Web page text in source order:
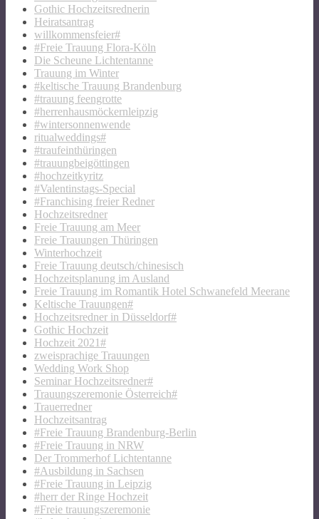
Gothic Hochzeitsrednerin
Heiratsantrag
willkommensfeier#
#Freie Trauung Flora-Köln
Die Scheune Lichtentanne
Trauung im Winter
#keltische Trauung Brandenburg
#trauung feengrotte
#herrenhausmöckernleipzig
#wintersonnenwende
ritualweddings#
#traufeinthüringen
#trauungbeigöttingen
#hochzeitkyritz
#Valentinstags-Special
#Franchising freier Redner
Hochzeitsredner
Freie Trauung am Meer
Freie Trauungen Thüringen
Winterhochzeit
Freie Trauung deutsch/chinesisch
Hochzeitsplanung im Ausland
Freie Trauung im Romantik Hotel Schwanefeld Meerane
Keltische Trauungen#
Hochzeitsredner in Düsseldorf#
Gothic Hochzeit
Hochzeit 2021#
zweisprachige Trauungen
Wedding Work Shop
Seminar Hochzeitsredner#
Trauungszeremonie Österreich#
Trauerredner
Hochzeitsantrag
#Freie Trauung Brandenburg-Berlin
#Freie Trauung in NRW
Der Trommerhof Lichtentanne
#Ausbildung in Sachsen
#Freie Trauung in Leipzig
#herr der Ringe Hochzeit
#Freie trauungszeremonie